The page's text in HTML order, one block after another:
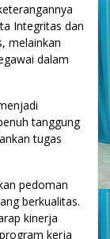
Integritas dan
melainkan
dalam
tanggung
tugas
pedoman
berkualitas.
kinerja
kerja